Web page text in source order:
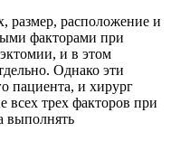
размер, расположение и
факторами при
и в этом
Однако эти
пациента, и хирург
всех трех факторов при
выполнять